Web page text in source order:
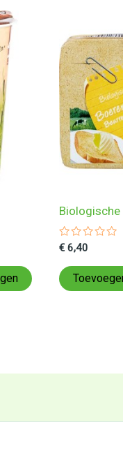
uit
5
€6,40